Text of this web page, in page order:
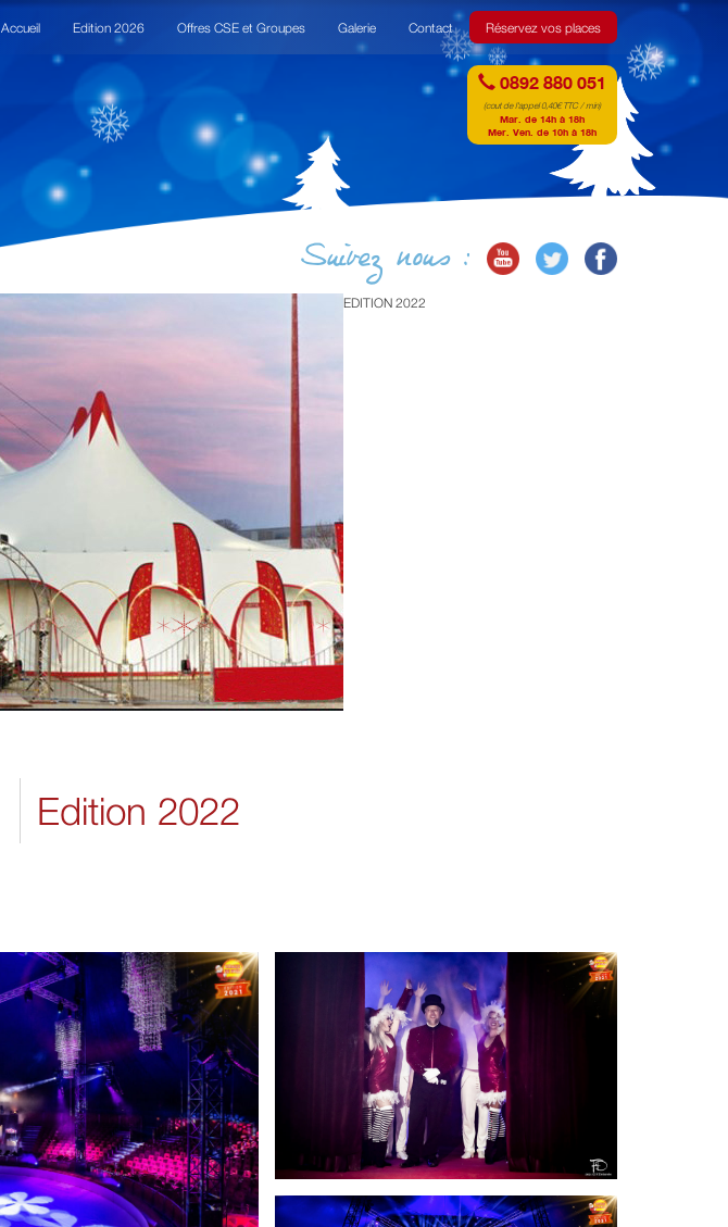
Accueil Edition 2026 Offres CSE et Groupes Galerie Contact Réservez vos places
0892 880 051
(cout de l'appel 0,40€ TTC / min)
Mar. de 14h à 18h
Mer. Ven. de 10h à 18h
Suivez nous :
EDITION 2022
Edition 2022